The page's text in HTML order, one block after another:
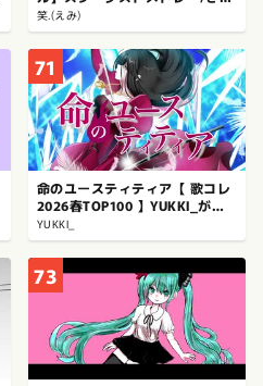
ら #歌ってみた【笑.(えみ)】#歌
コレ2026春
笑.(えみ)
71
命のユースティティア【 歌コレ
2026春TOP100 】YUKKI_が歌
ってみた
YUKKI_
73